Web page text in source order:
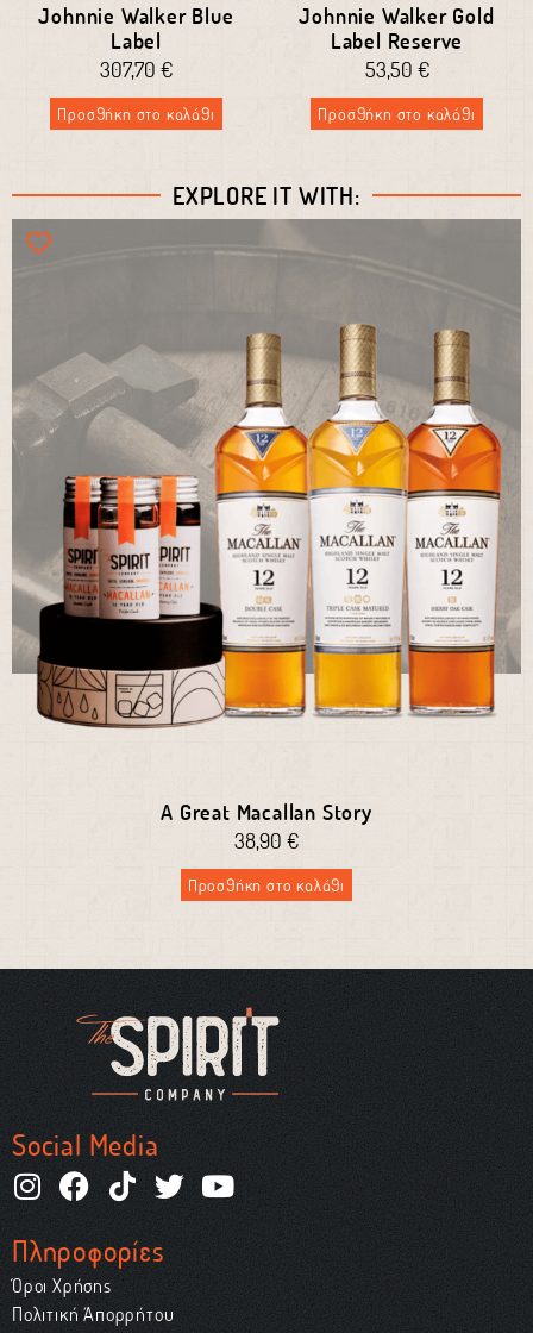
Johnnie Walker Blue
Label
307,70 €
Προσθήκη στο καλάθι
Johnnie Walker Gold
Label Reserve
53,50 €
Προσθήκη στο καλάθι
EXPLORE IT WITH:
A Great Macallan Story
38,90 €
Προσθήκη στο καλάθι
Social Media
Πληροφορίες
Όροι Χρήσης
Πολιτική Απορρήτου